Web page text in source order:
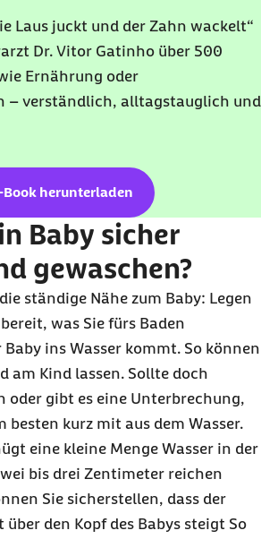
Laus juckt und der Zahn wackelt“
Dr. Vitor Gatinho über 500
Ernährung oder
– verständlich, alltagstauglich und
Book herunterladen
Baby sicher
gewaschen?
ständige Nähe zum Baby: Legen
was Sie fürs Baden
ins Wasser kommt. So können
am Kind lassen. Sollte doch
oder gibt es eine Unterbrechung,
besten kurz mit aus dem Wasser.
eine kleine Menge Wasser in der
bis drei Zentimeter reichen
Sie sicherstellen, dass der
den Kopf des Babys steigt So